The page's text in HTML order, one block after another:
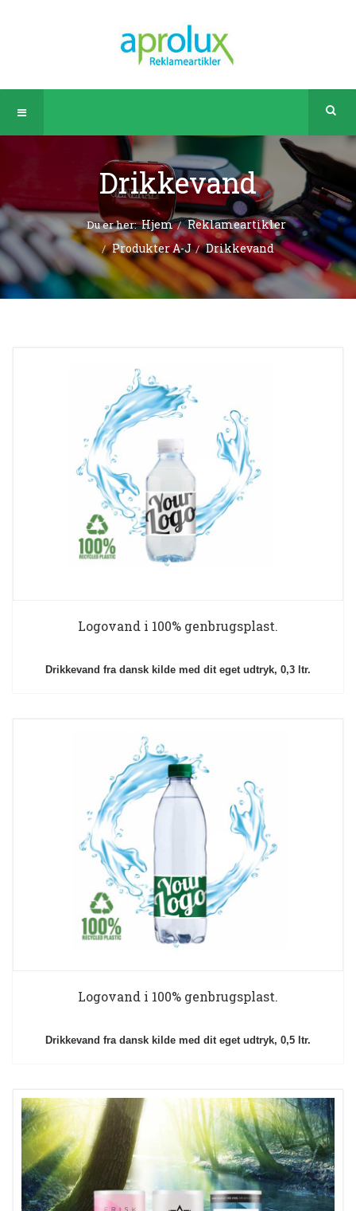
Drikkevand
Du er her:Hjem
Reklameartikler
Produkter A-J
Drikkevand
Logovand i 100% genbrugsplast.
Drikkevand fra dansk kilde med dit eget udtryk, 0,3 ltr.
Logovand i 100% genbrugsplast.
Drikkevand fra dansk kilde med dit eget udtryk, 0,5 ltr.